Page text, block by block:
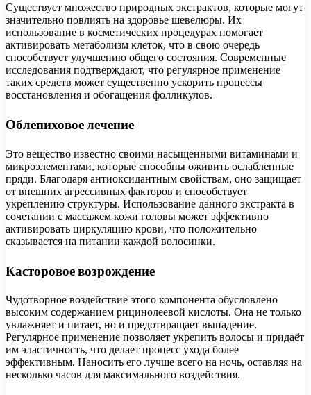
Существует множество природных экстрактов, которые могут
значительно повлиять на здоровье шевелюры. Их
использование в косметических процедурах помогает
активировать метаболизм клеток, что в свою очередь
способствует улучшению общего состояния. Современные
исследования подтверждают, что регулярное применение
таких средств может существенно ускорить процессы
восстановления и обогащения фолликулов.
Облепиховое лечение
Это вещество известно своими насыщенными витаминами и
микроэлементами, которые способны оживить ослабленные
пряди. Благодаря антиоксидантным свойствам, оно защищает
от внешних агрессивных факторов и способствует
укреплению структуры. Использование данного экстракта в
сочетании с массажем кожи головы может эффективно
активировать циркуляцию крови, что положительно
сказывается на питании каждой волосинки.
Касторовое возрождение
Чудотворное воздействие этого компонента обусловлено
высоким содержанием рицинолеевой кислоты. Она не только
увлажняет и питает, но и предотвращает выпадение.
Регулярное применение позволяет укрепить волосы и придаёт
им эластичность, что делает процесс ухода более
эффективным. Наносить его лучше всего на ночь, оставляя на
несколько часов для максимального воздействия.